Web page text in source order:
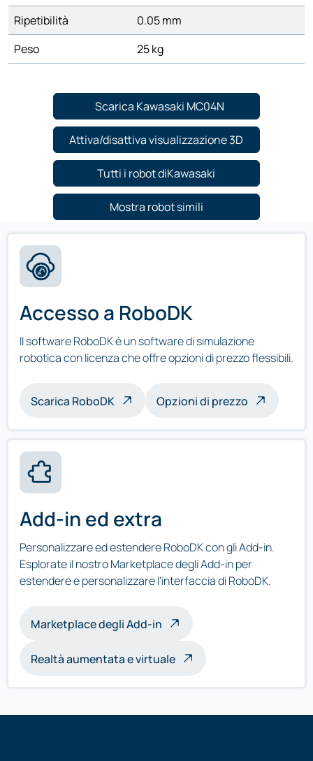
Ripetibilità
0.05 mm
Peso
25 kg
Scarica Kawasaki MC04N
Attiva/disattiva visualizzazione 3D
Tutti i robot diKawasaki
Mostra robot simili
Accesso a RoboDK
Il software RoboDK è un software di simulazione
robotica con licenza che offre opzioni di prezzo flessibili.
Scarica RoboDK Opzioni di prezzo
Add-in ed extra
Personalizzare ed estendere RoboDK con gli Add-in.
Esplorate il nostro Marketplace degli Add-in per
estendere e personalizzare l'interfaccia di RoboDK.
Marketplace degli Add-in
Realtà aumentata e virtuale